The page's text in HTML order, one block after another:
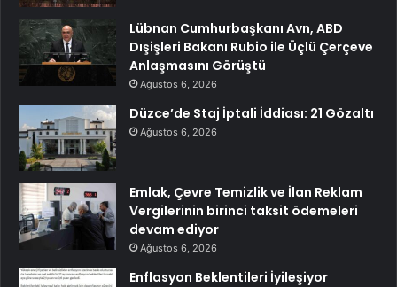
Lübnan Cumhurbaşkanı Avn, ABD
Dışişleri Bakanı Rubio ile Üçlü Çerçeve
Anlaşmasını Görüştü
Ağustos 6, 2026
Düzce’de Staj İptali İddiası: 21 Gözaltı
Ağustos 6, 2026
Emlak, Çevre Temizlik ve İlan Reklam
Vergilerinin birinci taksit ödemeleri
devam ediyor
Ağustos 6, 2026
Enflasyon Beklentileri İyileşiyor